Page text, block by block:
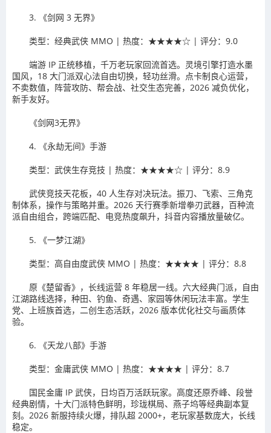
3. 《剑网 3 无界》
类型：经典武侠 MMO | 热度：★★★★☆ | 评分：9.0
端游 IP 正统移植，千万老玩家回流首选。灵境引擎打造水墨
国风，18 大门派双心法自由切换，轻功丝滑。点卡制良心运营，
不卖数值，阵营攻防、帮会战、社交生态完善，2026 减负优化，
新手友好。
《剑网3无界》
4. 《永劫无间》手游
类型：武侠生存竞技 | 热度：★★★★☆ | 评分：8.9
武侠竞技天花板，40 人生存对决玩法。振刀、飞索、三角克
制体系，操作与策略并重。2026 天行赛季新增拳刃武器，百种流
派自由组合，跨端匹配、电竞热度飙升，抖音内容播放量破亿。
5. 《一梦江湖》
类型：高自由度武侠 MMO | 热度：★★★★ | 评分：8.8
原《楚留香》，长线运营 8 年稳居一线。六大经典门派，自由
江湖路线选择，种田、钓鱼、奇遇、家园等休闲玩法丰富。学生
党、上班族首选，二创生态活跃，2026 版本优化社交与画质体
验。
6. 《天龙八部》手游
类型：金庸武侠 MMO | 热度：★★★★ | 评分：8.7
国民金庸 IP 武侠，日均百万活跃玩家。高度还原乔峰、段誉
经典剧情，十大门派特色鲜明，珍珑棋局、燕子坞等经典副本复
刻。2026 新服持续火爆，排队超 2000+，老玩家基数庞大，长线
稳定。